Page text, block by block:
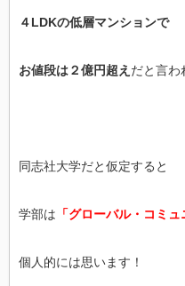
４LDKの低層マンションで
お値段は２億円超え だと言わ
同志社大学だと仮定すると
学部は 「グローバル・コミ
個人的には思います！